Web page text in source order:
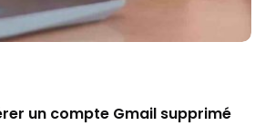
un compte Gmail supprimé